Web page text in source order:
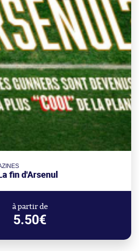
fin d'Arsenul
à partir de
5.50€